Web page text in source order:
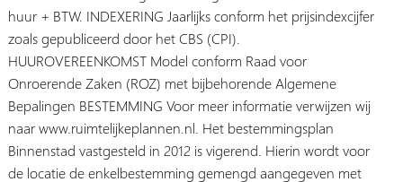
huur + BTW. INDEXERING Jaarlijks conform het prijsindexcijfer
zoals gepubliceerd door het CBS (CPI).
HUUROVEREENKOMST Model conform Raad voor
Onroerende Zaken (ROZ) met bijbehorende Algemene
Bepalingen BESTEMMING Voor meer informatie verwijzen wij
naar www.ruimtelijkeplannen.nl. Het bestemmingsplan
Binnenstad vastgesteld in 2012 is vigerend. Hierin wordt voor
de locatie de enkelbestemming gemengd aangegeven met